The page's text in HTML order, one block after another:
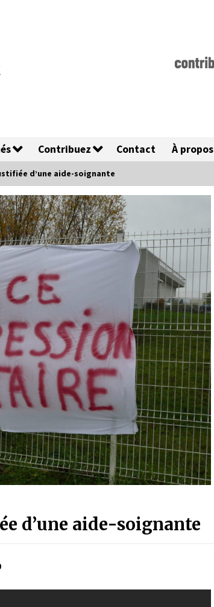
Contribuez Contact À propos
d’une aide-soignante
d’une aide-soignante